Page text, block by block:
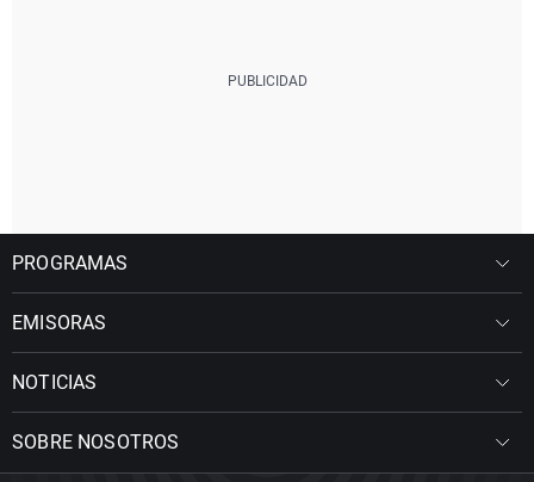
PROGRAMAS
EMISORAS
NOTICIAS
SOBRE NOSOTROS